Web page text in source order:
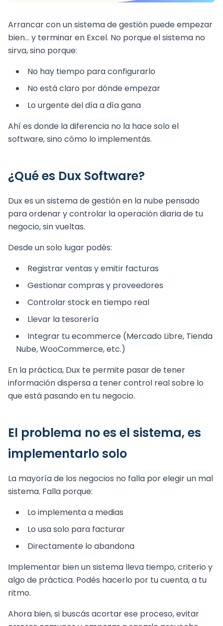
Arrancar con un sistema de gestión puede empezar
bien… y terminar en Excel. No porque el sistema no
sirva, sino porque:
No hay tiempo para configurarlo
No está claro por dónde empezar
Lo urgente del día a día gana
Ahí es donde la diferencia no la hace solo el
software, sino cómo lo implementás.
¿Qué es Dux Software?
Dux es un sistema de gestión en la nube pensado
para ordenar y controlar la operación diaria de tu
negocio, sin vueltas.
Desde un solo lugar podés:
Registrar ventas y emitir facturas
Gestionar compras y proveedores
Controlar stock en tiempo real
Llevar la tesorería
Integrar tu ecommerce (Mercado Libre, Tienda
Nube, WooCommerce, etc.)
En la práctica, Dux te permite pasar de tener
información dispersa a tener control real sobre lo
que está pasando en tu negocio.
El problema no es el sistema, es
implementarlo solo
La mayoría de los negocios no falla por elegir un mal
sistema. Falla porque:
Lo implementa a medias
Lo usa solo para facturar
Directamente lo abandona
Implementar bien un sistema lleva tiempo, criterio y
algo de práctica. Podés hacerlo por tu cuenta, a tu
ritmo.
Ahora bien, si buscás acortar ese proceso, evitar